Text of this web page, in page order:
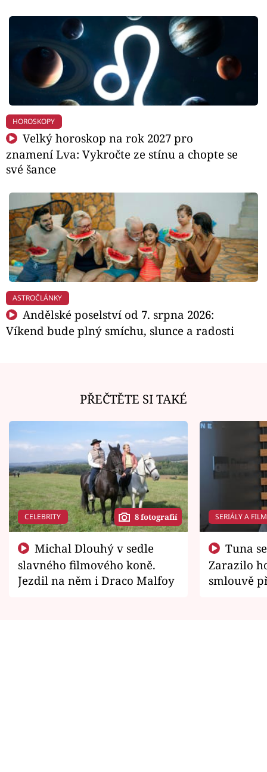
HOROSKOPY
Velký horoskop na rok 2027 pro
znamení Lva: Vykročte ze stínu a chopte se
své šance
ASTROČLÁNKY
Andělské poselství od 7. srpna 2026:
Víkend bude plný smíchu, slunce a radosti
PŘEČTĚTE SI TAKÉ
CELEBRITY 8 fotografií
slavného filmového koně.
Jezdil na něm i Draco Malfoy
SERIÁLY A
Zarazilo
smlouvě